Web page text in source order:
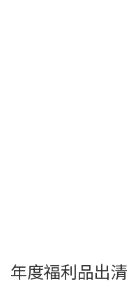
年度福利品出